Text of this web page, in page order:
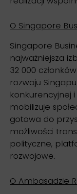
O Singapore
Singapore
najważniejsza
32 000
rozwoju
konkurencyjnej
mobilizuje
gotowa do
możliwości
polityczne,
rozwojowe.
O Ambasadzie